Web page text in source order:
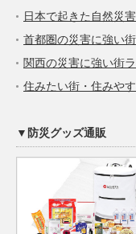
日本で起きた自然災
首都圏の災害に強い
関西の災害に強い街
住みたい街・住みや
▼防災グッズ通販